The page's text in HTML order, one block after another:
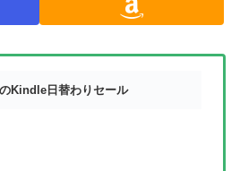
Kindle日替わりセール